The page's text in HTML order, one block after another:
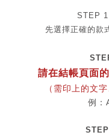
STEP 1
先選擇正確的款
請在結帳頁面
（需印上的文
例：